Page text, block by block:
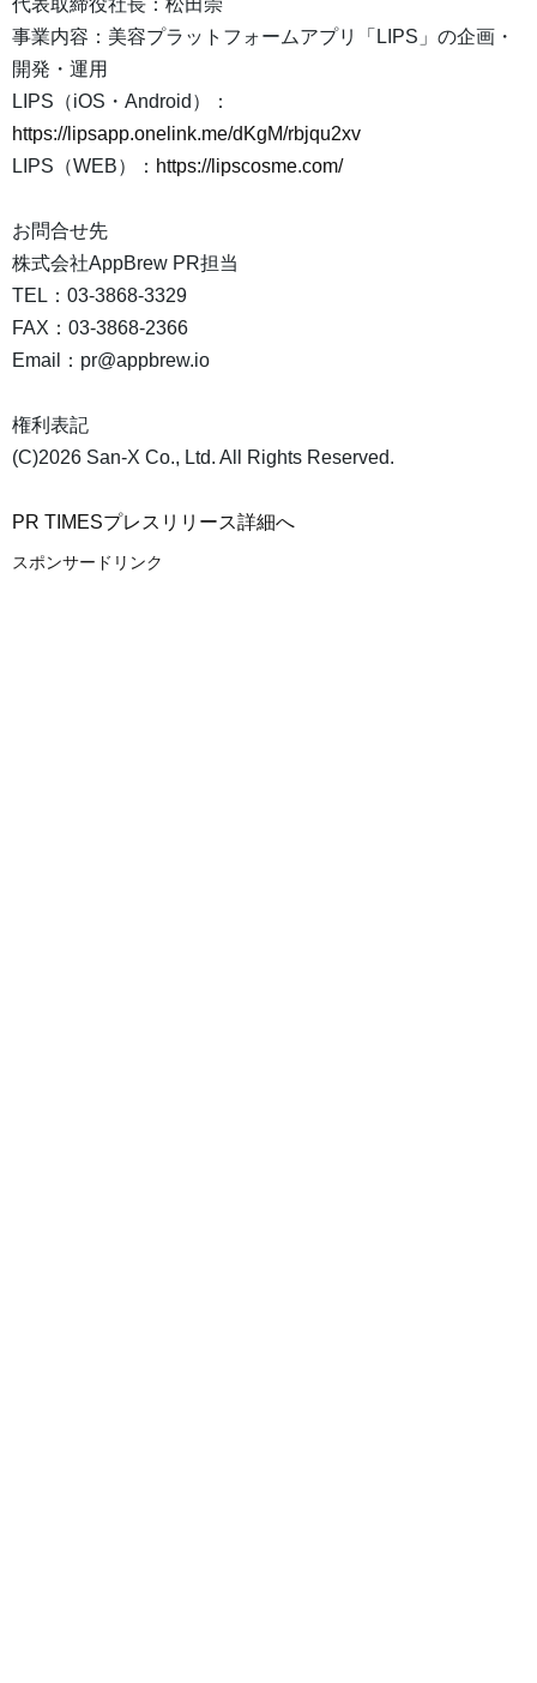
代表取締役社長：松田崇
事業内容：美容プラットフォームアプリ「LIPS」の企画・
開発・運用
LIPS（iOS・Android）：
https://lipsapp.onelink.me/dKgM/rbjqu2xv
LIPS（WEB）： https://lipscosme.com/
お問合せ先
株式会社AppBrew PR担当
TEL：03-3868-3329
FAX：03‐3868‐2366
Email：pr@appbrew.io
権利表記
(C)2026 San-X Co., Ltd. All Rights Reserved.
PR TIMESプレスリリース詳細へ
スポンサードリンク